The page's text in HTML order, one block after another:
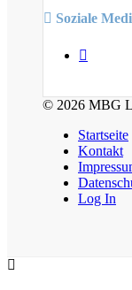
Soziale
© 2026 MBG
Startseite
Kontakt
Log In